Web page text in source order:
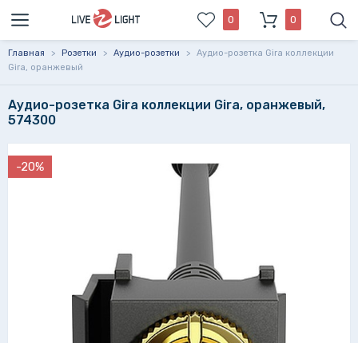
0 0
Главная > Розетки > Аудио-розетки >
Аудио-розетка Gira коллекции
Gira, оранжевый
Аудио-розетка Gira коллекции Gira, оранжевый,
574300
-20%